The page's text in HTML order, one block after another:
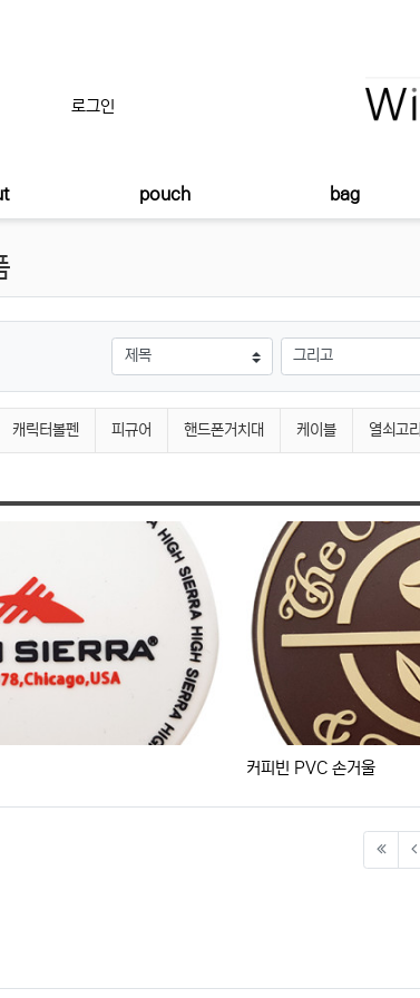
로그인
pouch bag
검색대상
분류 목록
캐릭터볼펜 피규어 핸드폰거치대 케이블 열쇠고리
커피빈 PVC 손거울